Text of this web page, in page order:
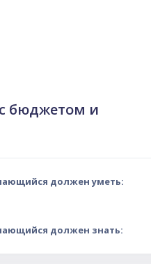
бюджетом и
должен уметь:
должен знать: